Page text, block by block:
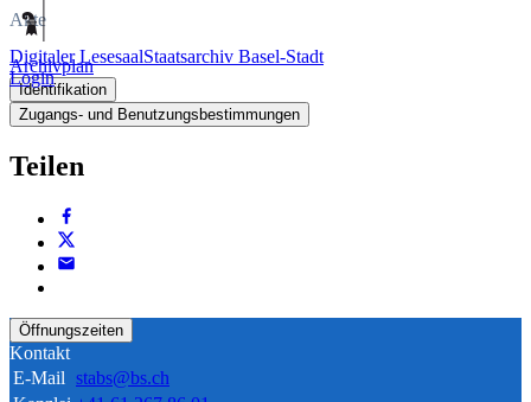
Digitaler LesesaalStaatsarchiv Basel-Stadt
Login
Akte
Archivplan
Identifikation
Zugangs- und Benutzungsbestimmungen
Teilen
Öffnungszeiten
Kontakt
E-Mail stabs@bs.ch